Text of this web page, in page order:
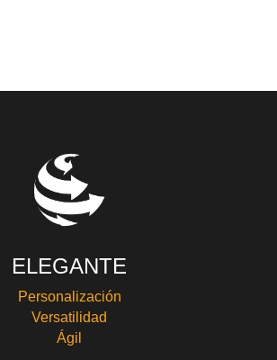
ELEGANTE
Personalización
Versatilidad
Ágil